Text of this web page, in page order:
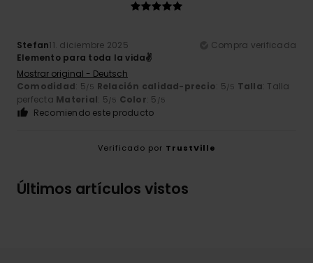
Stefan11. diciembre 2025
Compra verificada
Elemento para toda la vida✌
Mostrar original - Deutsch
Comodidad: 5/5 Relación calidad-precio: 5/5 Talla: Talla
perfecta Material: 5/5 Color: 5 /5
Recomiendo este producto
Verificado por TrustVille
Últimos artículos vistos